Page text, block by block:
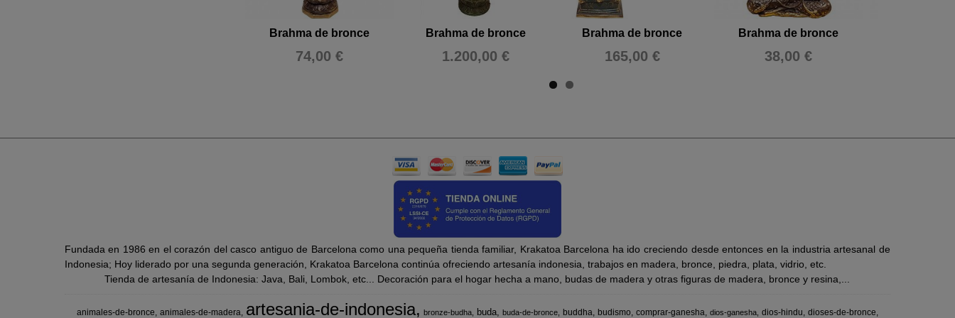
Brahma de bronce
74,00 €
Brahma de bronce
1.200,00 €
Brahma de bronce
165,00 €
Brahma de bronce
38,00 €
Fundada en 1986 en el corazón del casco antiguo de Barcelona como una pequeña tienda familiar, Krakatoa Barcelona ha ido creciendo desde entonces en la industria artesanal de
Indonesia; Hoy liderado por una segunda generación, Krakatoa Barcelona continúa ofreciendo artesanía indonesia, trabajos en madera, bronce, piedra, plata, vidrio, etc.
Tienda de artesanía de Indonesia: Java, Bali, Lombok, etc... Decoración para el hogar hecha a mano, budas de madera y otras figuras de madera, bronce y resina,...
animales-de-bronce animales-de-madera artesania-de-indonesia bronze-budha buda buda-de-bronce buddha budismo comprar-ganesha dios-ganesha dios-hindu dioses-de-bronce